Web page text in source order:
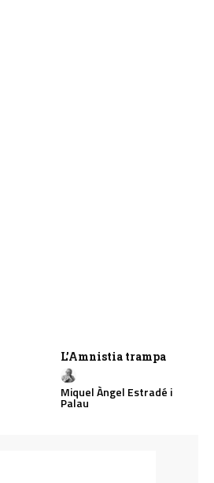
L’Amnistia trampa
Miquel Àngel Estradé i
Palau